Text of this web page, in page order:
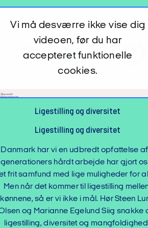
Vi må desværre ikke vise dig
videoen, før du har
accepteret funktionelle
cookies.
Caspar Rose: Virkningen af de nye regler for